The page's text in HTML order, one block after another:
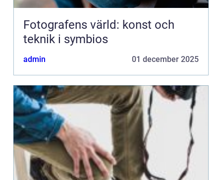
Fotografens värld: konst och
teknik i symbios
admin 01 december 2025